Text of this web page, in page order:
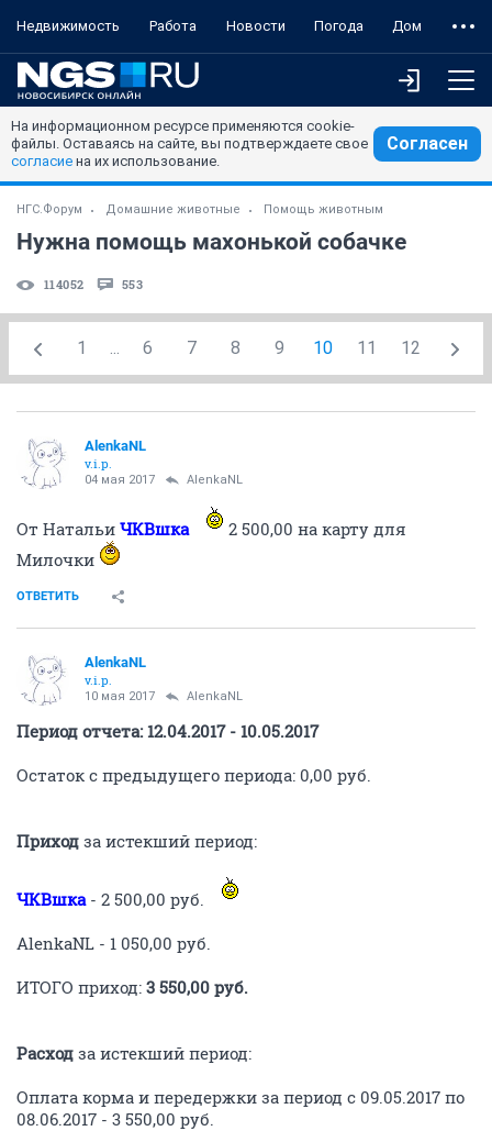
Недвижимость Работа Новости Погода Дом
На информационном ресурсе применяются cookie-
файлы. Оставаясь на сайте, вы подтверждаете свое
согласие на их использование.
Согласен
НГС.Форум Домашние животные Помощь животным
Нужна помощь махонькой собачке
114052 553
1 ... 6 7 8 9 10 11 12
AlenkaNL
v.i.p.
04 мая 2017 AlenkaNL
От Натальи ЧКВшка
2 500,00 на карту для
Милочки
ОТВЕТИТЬ
AlenkaNL
v.i.p.
10 мая 2017 AlenkaNL
Период отчета: 12.04.2017 - 10.05.2017
Остаток с предыдущего периода: 0,00 руб.
Приход за истекший период:
ЧКВшка- 2 500,00 руб.
AlenkaNL - 1 050,00 руб.
ИТОГО приход: 3 550,00 руб.
Расход за истекший период:
Оплата корма и передержки за период с 09.05.2017 по
08.06.2017 - 3 550,00 руб.